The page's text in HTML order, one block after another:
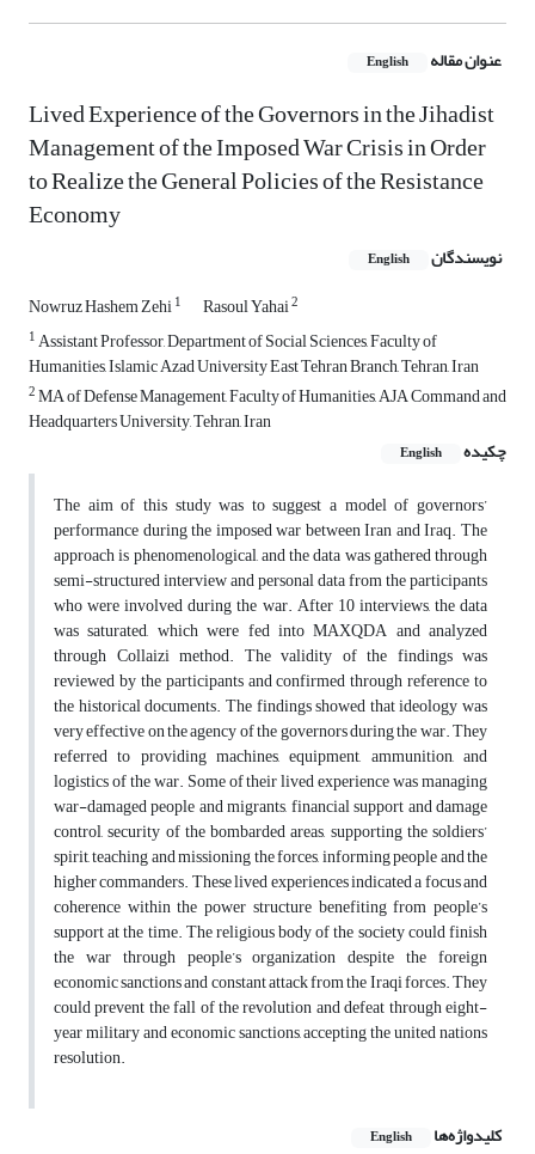
عنوان مقاله English
Lived Experience of the Governors in the Jihadist
Management of the Imposed War Crisis in Order
to Realize the General Policies of the Resistance
Economy
نویسندگان English
Nowruz Hashem Zehi1 Rasoul Yahai2
1Assistant Professor, Department of Social Sciences, Faculty of
Humanities, Islamic Azad University East Tehran Branch, Tehran, Iran
2MA of Defense Management, Faculty of Humanities, AJA Command and
Headquarters University, Tehran, Iran
چکیده
English
The aim of this study was to suggest a model of governors’
performance during the imposed war between Iran and Iraq. The
approach is phenomenological, and the data was gathered through
semi-structured interview and personal data from the participants
who were involved during the war. After 10 interviews, the data
was saturated, which were fed into MAXQDA and analyzed
through Collaizi method. The validity of the findings was
reviewed by the participants and confirmed through reference to
the historical documents. The findings showed that ideology was
very effective on the agency of the governors during the war. They
referred to providing machines, equipment, ammunition, and
logistics of the war. Some of their lived experience was managing
war-damaged people and migrants, financial support and damage
control, security of the bombarded areas, supporting the soldiers’
spirit, teaching and missioning the forces, informing people and the
higher commanders. These lived experiences indicated a focus and
coherence within the power structure benefiting from people’s
support at the time. The religious body of the society could finish
the war through people’s organization despite the foreign
economic sanctions and constant attack from the Iraqi forces. They
could prevent the fall of the revolution and defeat through eight-
year military and economic sanctions, accepting the united nations
resolution.
کلیدواژه‌ها English